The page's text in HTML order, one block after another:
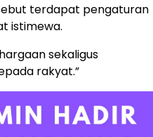
terdapat pengaturan
istimewa.
sekaligus
rakyat.”